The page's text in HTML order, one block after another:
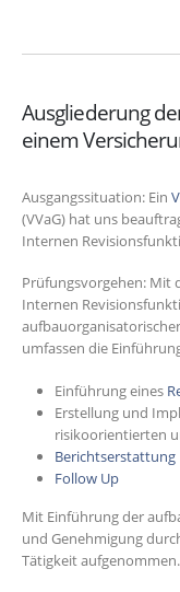
Ausgliederung
einem
Ausgangssituation: Ein
(VVaG) hat uns
Internen
Prüfungsvorgehen: Mit
Internen
umfassen die
Einführung eines
Erstellung und
risikoorientierten
Berichtserstattung
Follow Up
Mit Einführung der
und Genehmigung
Tätigkeit aufgenommen.